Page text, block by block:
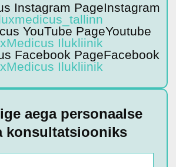
Instagram
Youtube
Ilukliinik
Facebook
Ilukliinik
aega personaalse
konsultatsiooniks